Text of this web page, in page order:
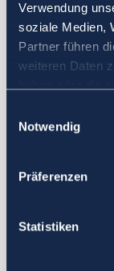
Verwendung
soziale Medien,
Partner führen
weiteren Daten
Notwendig
Präferenzen
Statistiken